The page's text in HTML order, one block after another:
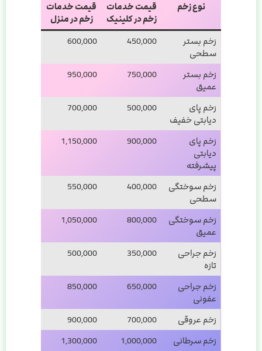
نوع زخم
قیمت خدمات
زخم در کلینیک
قیمت خدمات
زخم در منزل
زخم بستر
سطحی
450,000
600,000
زخم بستر
عمیق
750,000
950,000
زخم پای
دیابتی خفیف
500,000
700,000
زخم پای
دیابتی
پیشرفته
900,000
1,150,000
زخم سوختگی
سطحی
400,000
550,000
زخم سوختگی
عمیق
800,000
1,050,000
زخم جراحی
تازه
350,000
500,000
زخم جراحی
عفونی
650,000
850,000
زخم عروقی 700,000
900,000
زخم سرطانی
1,000,000
1,300,000